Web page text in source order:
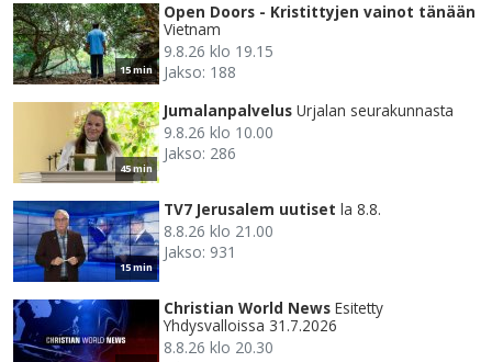
15 min
Open Doors - Kristittyjen vainot tänään
Vietnam
9.8.26 klo 19.15
Jakso: 188
45 min
Jumalanpalvelus Urjalan seurakunnasta
9.8.26 klo 10.00
Jakso: 286
15 min
TV7 Jerusalem uutiset la 8.8.
8.8.26 klo 21.00
Jakso: 931
Christian World News Esitetty
Yhdysvalloissa 31.7.2026
8.8.26 klo 20.30